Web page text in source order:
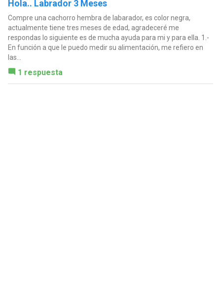
Hola.. Labrador 3 Meses
Compre una cachorro hembra de labarador, es color negra,
actualmente tiene tres meses de edad, agradeceré me
respondas lo siguiente es de mucha ayuda para mi y para ella. 1.-
En función a que le puedo medir su alimentación, me refiero en
las...
1 respuesta